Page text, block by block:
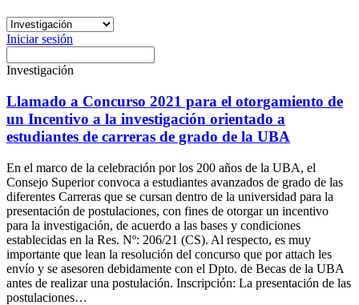
Iniciar sesión
Investigación
Llamado a Concurso 2021 para el otorgamiento de
un Incentivo a la investigación orientado a
estudiantes de carreras de grado de la UBA
En el marco de la celebración por los 200 años de la UBA, el
Consejo Superior convoca a estudiantes avanzados de grado de las
diferentes Carreras que se cursan dentro de la universidad para la
presentación de postulaciones, con fines de otorgar un incentivo
para la investigación, de acuerdo a las bases y condiciones
establecidas en la Res. Nº: 206/21 (CS). Al respecto, es muy
importante que lean la resolución del concurso que por attach les
envío y se asesoren debidamente con el Dpto. de Becas de la UBA
antes de realizar una postulación. Inscripción: La presentación de las
postulaciones…